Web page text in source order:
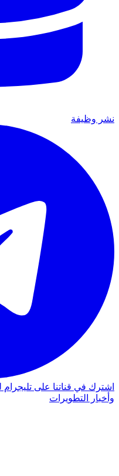
نشر وظيفة
اشترك في قناتنا على
وأخبار التطويرات